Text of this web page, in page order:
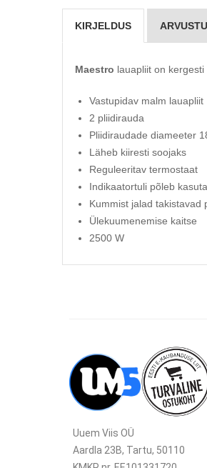
KIRJELDUS
Maestro lauapliit on kergesti
Vastupidav malm lauapliit
2 pliidirauda
Pliidiraudade diameeter
Läheb kiiresti soojaks
Reguleeritav termostaat
Indikaatortuli põleb
Kummist jalad takistavad
Ülekuumenemise kaitse
2500 W
Uuem Viis OÜ
Aardla 23B, Tartu, 50110